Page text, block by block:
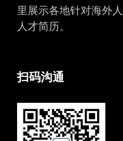
里展示各地针对海外
人才简历。
扫码沟通